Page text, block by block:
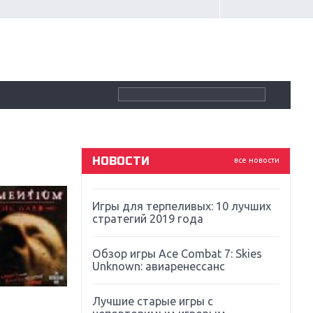
все новости
НОВОСТИ
Souls
Far Cry 5: хвалить нельзя ругать
Игры для терпеливых: 10 лучших
стратегий 2019 года
Обзор игры Ace Combat 7: Skies
Unknown: авиаренессанс
Лучшие старые игры с